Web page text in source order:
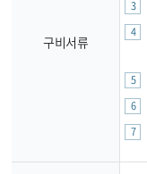
구비서류